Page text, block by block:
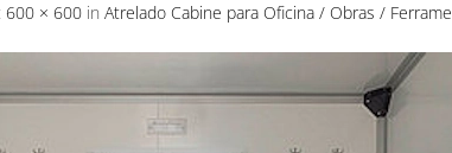
600 × 600 in Atrelado Cabine para Oficina / Obras /